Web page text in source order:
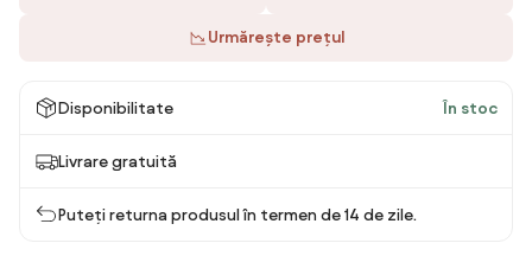
Urmărește prețul
Disponibilitate În stoc
Livrare gratuită
Puteți returna produsul în termen de 14 de zile.